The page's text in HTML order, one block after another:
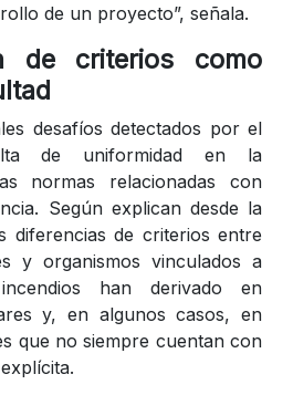
de un proyecto”, señala.
de criterios como
desafíos detectados por el
de uniformidad en la
normas relacionadas con
Según explican desde la
diferencias de criterios entre
y organismos vinculados a
han derivado en
y, en algunos casos, en
que no siempre cuentan con